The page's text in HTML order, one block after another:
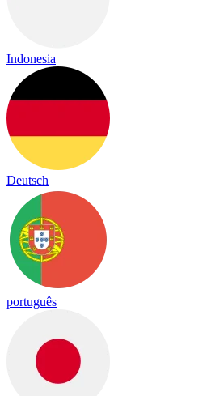
Indonesia
Deutsch
português